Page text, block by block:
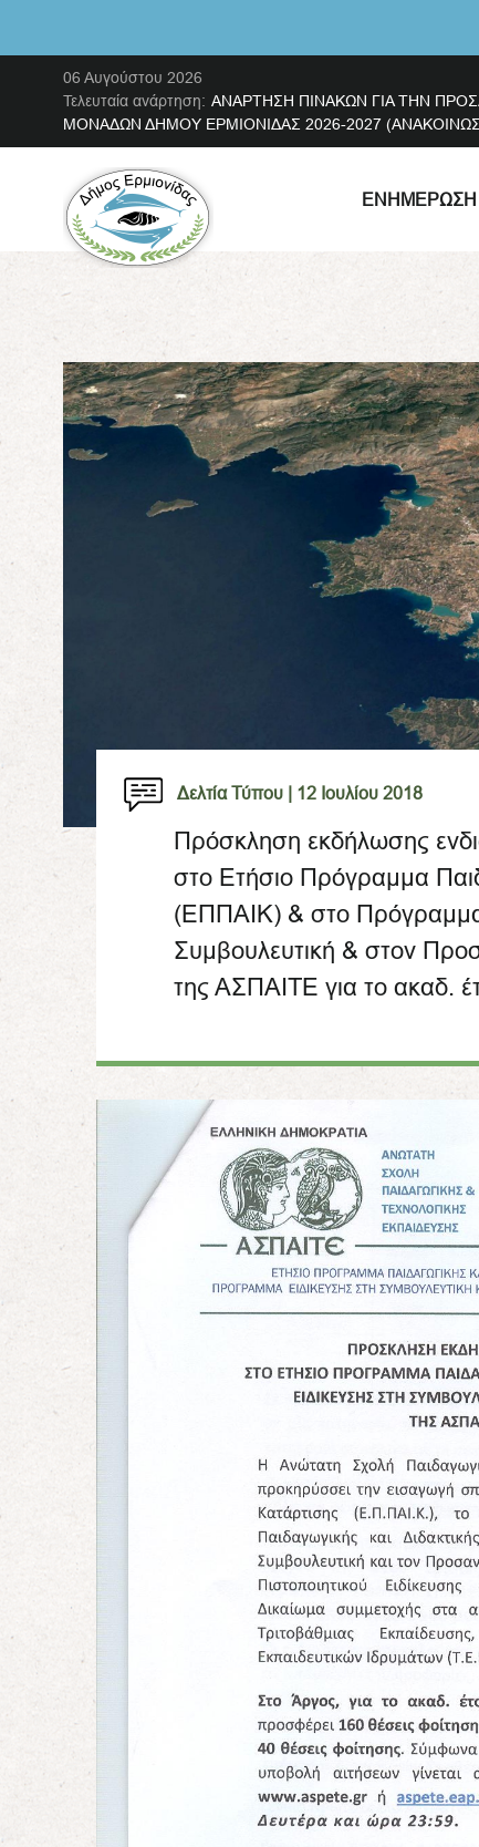
06 Αυγούστου 2026
Τελευταία ανάρτηση: ΑΝΑΡΤΗΣΗ ΠΙΝΑΚΩΝ ΓΙΑ ΤΗΝ
ΜΟΝΑΔΩΝ ΔΗΜΟΥ ΕΡΜΙΟΝΙΔΑΣ 2026-2027
ΕΝΗΜΈΡΩΣΗ
Δελτία Τύπου | 12 Ιουλίου 2018
Πρόσκληση εκδήλωσης
στο Ετήσιο Πρόγραμμα
(ΕΠΠΑΙΚ) & στο Πρόγραμμα
Συμβουλευτική & στον
της ΑΣΠΑΙΤΕ για το ακαδ.